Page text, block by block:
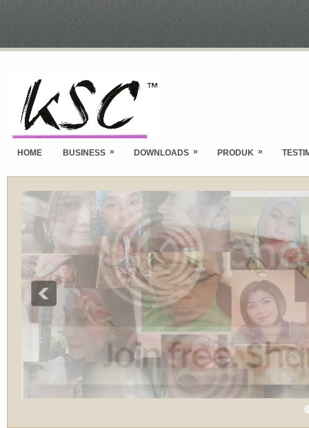
HOME BUSINESS » DOWNLOADS » PRODUK »
This is default featured slide 1 title
Go to Blogger edit html and find these sentences.Now replace these
Premiumbloggertemplates.com.
This is default featured slide 2 title
Go to Blogger edit html and find these sentences.Now replace these
Premiumbloggertemplates.com.